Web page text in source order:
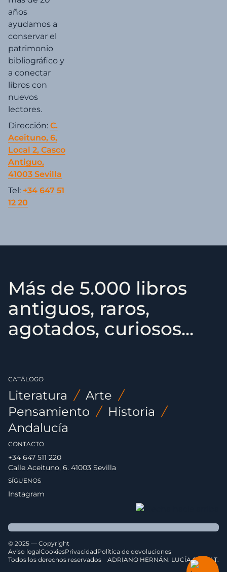
años
ayudamos a
conservar el
patrimonio
bibliográfico y
a conectar
libros con
nuevos
lectores.
Dirección: C.
Aceituno, 6,
Local 2, Casco
Antiguo,
41003 Sevilla
Tel: +34 647 51
12 20
Más de 5.000 libros
antiguos, raros,
agotados, curiosos...
CATÁLOGO
Literatura / Arte /
Pensamiento / Historia /
Andalucía
CONTACTO
+34 647 511 220
Calle Aceituno, 6. 41003 Sevilla
SÍGUENOS
Instagram
© 2025 — Copyright
Aviso legalCookiesPrivacidadPolítica de devoluciones
Todos los derechos reservados
ADRIANO HERNÁN. LUCÍA SERRAT.